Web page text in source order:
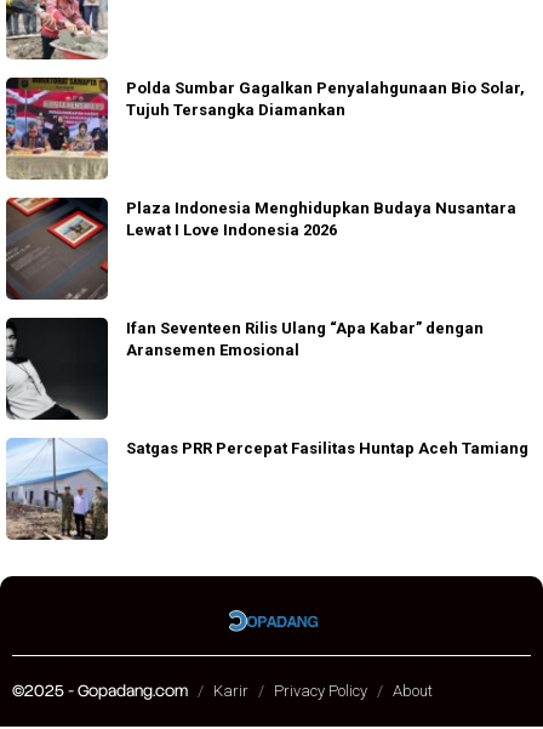
Polda Sumbar Gagalkan Penyalahgunaan Bio Solar,
Tujuh Tersangka Diamankan
Plaza Indonesia Menghidupkan Budaya Nusantara
Lewat I Love Indonesia 2026
Ifan Seventeen Rilis Ulang “Apa Kabar” dengan
Aransemen Emosional
Satgas PRR Percepat Fasilitas Huntap Aceh Tamiang
©2025 - Gopadang.com Karir Privacy Policy About